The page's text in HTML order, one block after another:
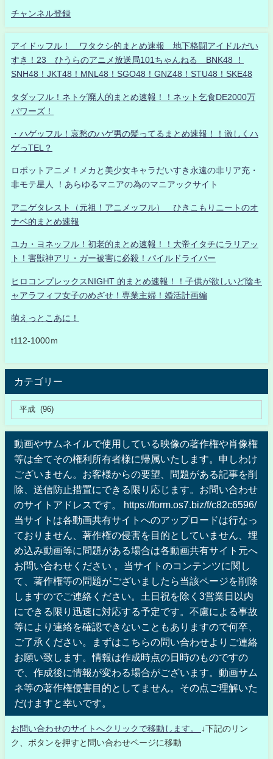
チャンネル登録
アイドッフル！ ワタクシ的まとめ速報 地下格闘アイドルだい
すき！23 ひうらのアニメ放送局101ちゃんねる BNK48 ！
SNH48！JKT48！MNL48！SGO48！GNZ48！STU48！SKE48
タダッフル！ネトゲ廃人的まとめ速報！！ネット乞食DE2000万
パワーズ！
・ハゲッフル！哀愁のハゲ男の髪ってるまとめ速報！！激しくハ
ゲっTEL？
ロボットアニメ！メカと美少女キャラだいすき永遠の非リア充・
非モテ星人 ！あらゆるマニアの為のマニアックサイト
アニゲタレスト（元祖！アニメッフル） ひきこもりニートのオ
ナベ的まとめ速報
ユカ・ヨネッフル！初老的まとめ速報！！大帝イタチにラリアッ
ト！害獣神アリ・ガー被害に必殺！パイルドライバー
ヒロコンプレックスNIGHT 的まとめ速報！！子供が欲しいど陰キ
ャアラフィフ女子のめざせ！専業主婦！婚活計画編
萌えっとこあに！
t112-1000ｍ
カテゴリー
動画やサムネイルで使用している映像の著作権や肖像権
等は全てその権利所有者様に帰属いたします。申しわけ
ございません。お客様からの要望、問題がある記事を削
除、送信防止措置にできる限り応じます。お問い合わせ
のサイトアドレスです。 https://form.os7.biz/f/c82c6596/
当サイトは各動画共有サイトへのアップロードは行なっ
ておりません、著作権の侵害を目的としていません、埋
め込み動画等に問題がある場合は各動画共有サイト元へ
お問い合わせください 。当サイトのコンテンツに関し
て、著作権等の問題がございましたら当該ページを削除
しますのでご連絡ください。土日祝を除く3営業日以内
にできる限り迅速に対応する予定です。不慮による事故
等により連絡を確認できないこともありますので何卒、
ご了承ください。まずはこちらの問い合わせよりご連絡
お願い致します。情報は作成時点の日時のものですの
で、作成後に情報が変わる場合がございます。動画サム
ネ等の著作権侵害目的としてません。その点ご理解いた
だけますと幸いです。
お問い合わせのサイトへクリックで移動します。
↓下記のリン
ク、ボタンを押すと問い合わせページに移動